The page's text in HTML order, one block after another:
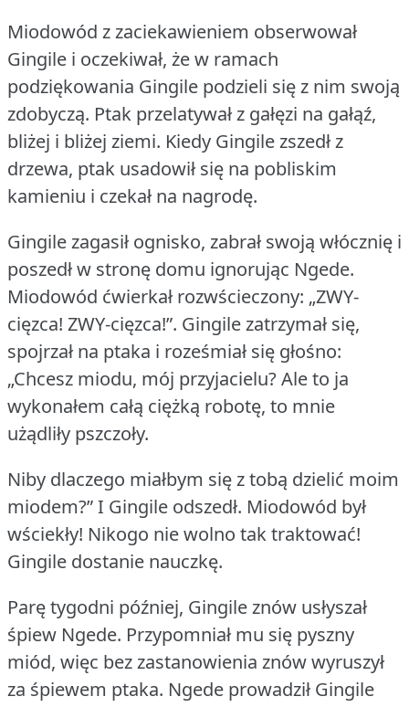
Miodowód z zaciekawieniem obserwował
Gingile i oczekiwał, że w ramach
podziękowania Gingile podzieli się z nim swoją
zdobyczą. Ptak przelatywał z gałęzi na gałąź,
bliżej i bliżej ziemi. Kiedy Gingile zszedł z
drzewa, ptak usadowił się na pobliskim
kamieniu i czekał na nagrodę.
Gingile zagasił ognisko, zabrał swoją włócznię i
poszedł w stronę domu ignorując Ngede.
Miodowód ćwierkał rozwścieczony: „ZWY-
cięzca! ZWY-cięzca!”. Gingile zatrzymał się,
spojrzał na ptaka i roześmiał się głośno:
„Chcesz miodu, mój przyjacielu?Ale to ja
wykonałem całą ciężką robotę, to mnie
użądliły pszczoły.
Niby dlaczego miałbym się z tobą dzielić moim
miodem?” I Gingile odszedł. Miodowód był
wściekły! Nikogo nie wolno tak traktować!
Gingile dostanie nauczkę.
Parę tygodni później, Gingile znów usłyszał
śpiew Ngede. Przypomniał mu się pyszny
miód, więc bez zastanowienia znów wyruszył
za śpiewem ptaka. Ngede prowadził Gingile